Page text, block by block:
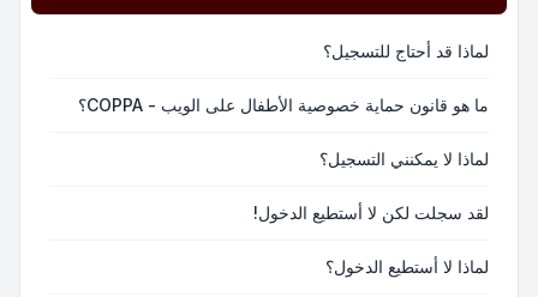
لماذا قد أحتاج للتسجيل؟
ما هو قانون حماية خصوصية الأطفال على الويب - COPPA؟
لماذا لا يمكنني التسجيل؟
لقد سجلت لكن لا أستطيع الدخول!
لماذا لا أستطيع الدخول؟